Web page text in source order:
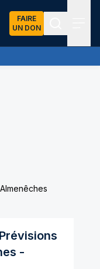
FAIRE
UN DON
de pluie, faibles à
-